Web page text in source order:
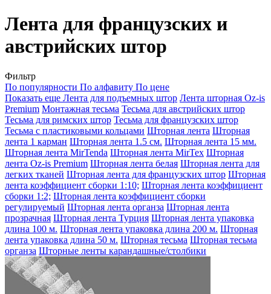
Лента для французских и
австрийских штор
Фильтр
По популярности По алфавиту По цене
Показать еще Лента для подъемных штор Лента шторная Oz-is
Premium Монтажная тесьма Тесьма для австрийских штор
Тесьма для римских штор Тесьма для французских штор
Тесьма с пластиковыми кольцами Шторная лента Шторная
лента 1 карман Шторная лента 1.5 см. Шторная лента 15 мм.
Шторная лента MirTenda Шторная лента MirTex Шторная
лента Oz-is Premium Шторная лента белая Шторная лента для
легких тканей Шторная лента для французских штор Шторная
лента коэффициент сборки 1:10; Шторная лента коэффициент
сборки 1:2; Шторная лента коэффициент сборки
регулируемый Шторная лента органза Шторная лента
прозрачная Шторная лента Турция Шторная лента упаковка
длина 100 м. Шторная лента упаковка длина 200 м. Шторная
лента упаковка длина 50 м. Шторная тесьма Шторная тесьма
органза Шторные ленты карандашные/столбики